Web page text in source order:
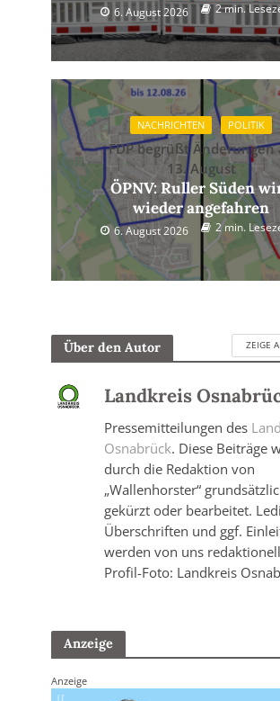
6. August 2026 2 min.
NACHRICHTEN POLITIK
FDP begrüßt Änderungen
13. August
ÖPNV: Ruller Süden
wieder angefahren
6. August 2026 2 min.
Über den Autor ZEIGE
Landkreis
Pressemitteilungen des
Osnabrück. Diese Beiträge
durch die Redaktion von
„Wallenhorster“
gekürzt oder bearbeitet.
Überschriften und ggf.
werden von uns
Profil-Foto: Landkreis
Anzeige
Anzeige